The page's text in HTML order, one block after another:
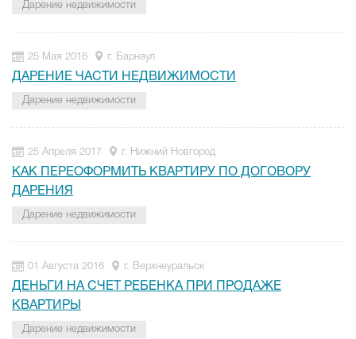
Дарение недвижимости
25 Мая 2016 г. Барнаул
ДАРЕНИЕ ЧАСТИ НЕДВИЖИМОСТИ
Дарение недвижимости
25 Апреля 2017 г. Нижний Новгород
КАК ПЕРЕОФОРМИТЬ КВАРТИРУ ПО ДОГОВОРУ
ДАРЕНИЯ
Дарение недвижимости
01 Августа 2016 г. Верхнеуральск
ДЕНЬГИ НА СЧЕТ РЕБЕНКА ПРИ ПРОДАЖЕ
КВАРТИРЫ
Дарение недвижимости